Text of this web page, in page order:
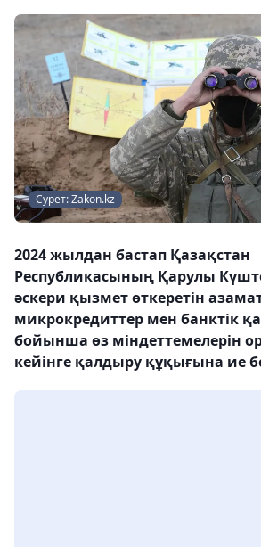
Сурет: Zakon.kz
2024 жылдан бастап Қазақстан
Республикасының Қарулы
әскери қызмет өткеретін
микрокредиттер мен банктік
бойынша өз міндеттемелерін
кейінге қалдыру құқығына ие